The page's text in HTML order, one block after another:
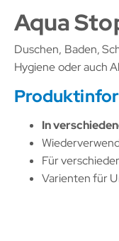
Aqua
Duschen, Baden,
Hygiene oder auch
In
Für
Varienten für